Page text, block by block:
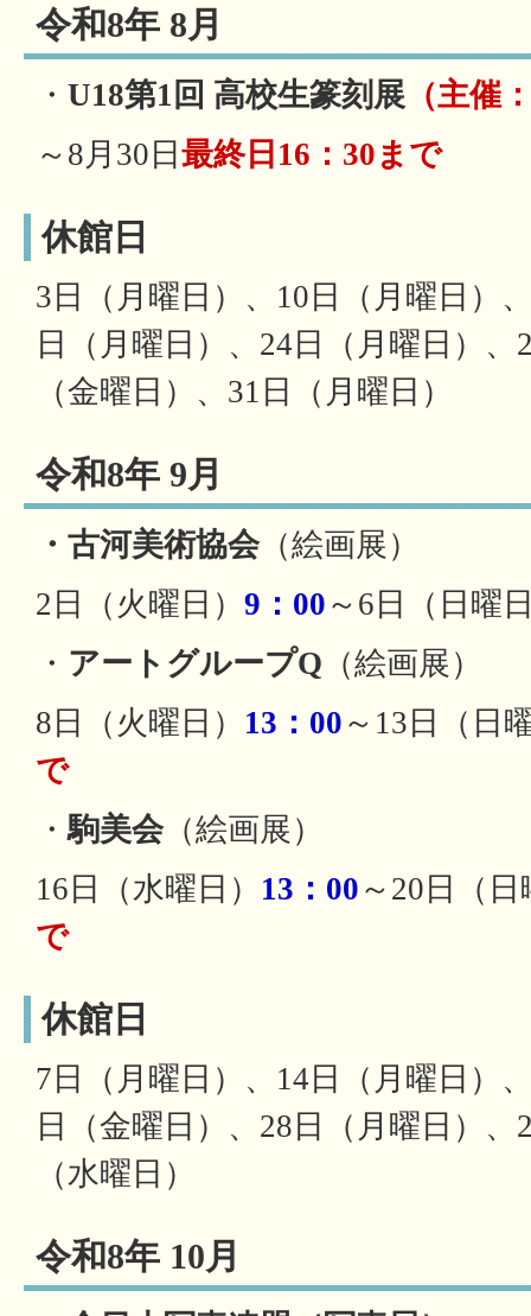
令和8年 8月
・ U18第1回 高校生篆刻展 （主催
～8月30日 最終日16：30まで
休館日
3日（月曜日）、10日（月曜日）
日（月曜日）、24日（月曜日）
（金曜日）、31日（月曜日）
令和8年 9月
・古河美術協会（絵画展）
2日（火曜日） 9：00 ～6日（日曜
・ アートグループQ （絵画展）
8日（火曜日） 13：00 ～13日（日
で
・駒美会（絵画展）
16日（水曜日） 13：00 ～20日（
で
休館日
7日（月曜日）、14日（月曜日）
日（金曜日）、28日（月曜日）
（水曜日）
令和8年 10月